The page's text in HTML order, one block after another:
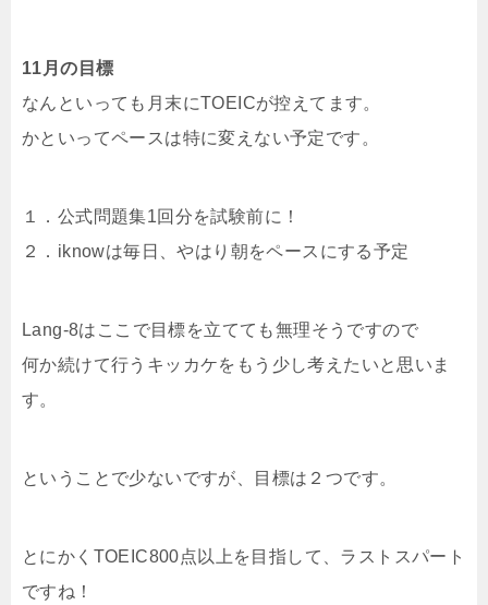
11月の目標
なんといっても月末にTOEICが控えてます。
かといってペースは特に変えない予定です。
１．公式問題集1回分を試験前に！
２．iknowは毎日、やはり朝をペースにする予定
Lang-8はここで目標を立てても無理そうですので
何か続けて行うキッカケをもう少し考えたいと思いま
す。
ということで少ないですが、目標は２つです。
とにかくTOEIC800点以上を目指して、ラストスパート
ですね！